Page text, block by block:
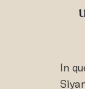
In